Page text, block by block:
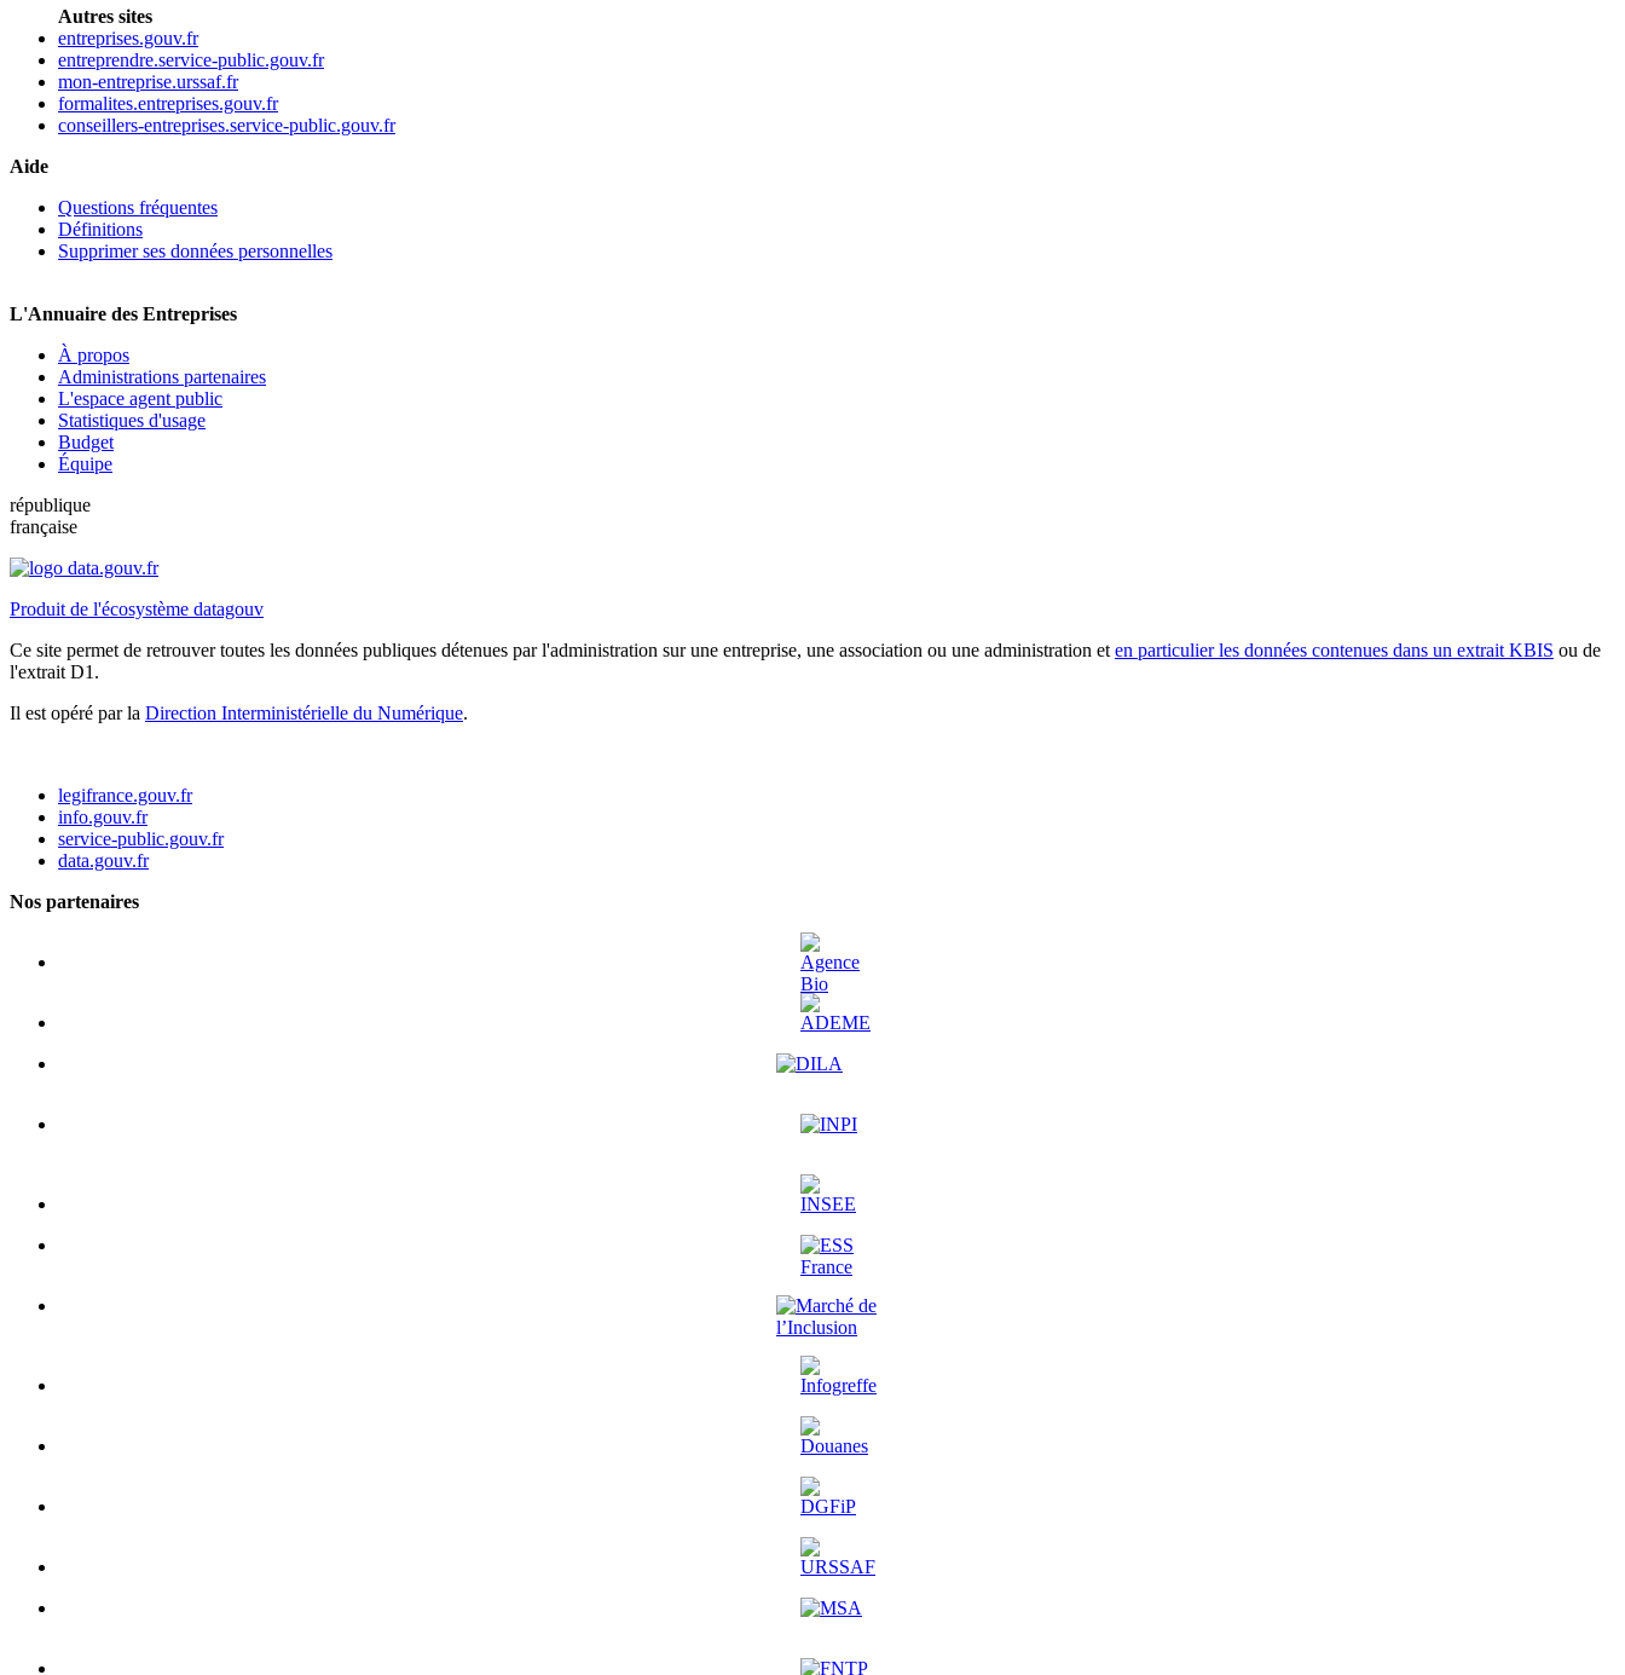
Autres sites
entreprises.gouv.fr
entreprendre.service-public.gouv.fr
mon-entreprise.urssaf.fr
formalites.entreprises.gouv.fr
conseillers-entreprises.service-public.gouv.fr
Aide
Questions fréquentes
Définitions
Supprimer ses données personnelles
L'Annuaire des Entreprises
À propos
Administrations partenaires
L'espace agent public
Statistiques d'usage
Budget
Équipe
république
française
Produit de l'écosystème datagouv
Ce site permet de retrouver toutes les données publiques détenues par l'administration sur une entreprise, une association ou une administration et en particulier les données contenues dans un extrait KBIS ou de
l'extrait D1.
Il est opéré par la Direction Interministérielle du Numérique.
legifrance.gouv.fr
info.gouv.fr
service-public.gouv.fr
data.gouv.fr
Nos partenaires